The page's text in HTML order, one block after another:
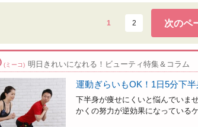
1 2 次のペ
(ミーコ) 明日きれいになれる！ビューティ特集＆コラム
運動ぎらいもOK！1日5分下
下半身が痩せにくいと悩んでいま
かくの努力が逆効果になっている